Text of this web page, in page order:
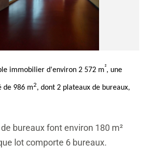
immobilier d'environ 2 572 m², une
de 986 m2, dont 2 plateaux de bureaux,
bureaux font environ 180 m²
lot comporte 6 bureaux.